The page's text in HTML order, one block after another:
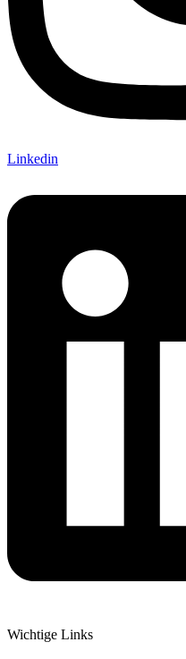
Linkedin
Wichtige Links